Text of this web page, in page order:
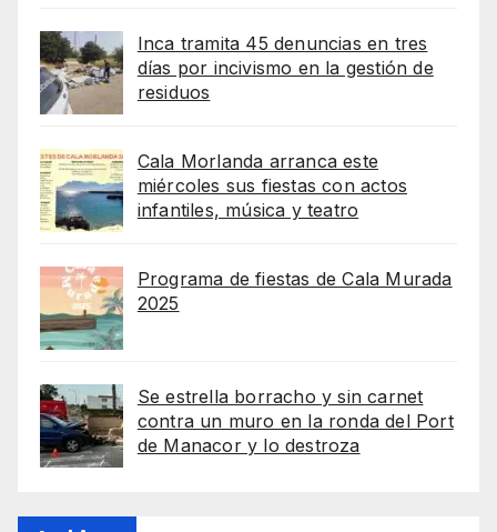
Inca tramita 45 denuncias en tres
días por incivismo en la gestión de
residuos
Cala Morlanda arranca este
miércoles sus fiestas con actos
infantiles, música y teatro
Programa de fiestas de Cala Murada
2025
Se estrella borracho y sin carnet
contra un muro en la ronda del Port
de Manacor y lo destroza